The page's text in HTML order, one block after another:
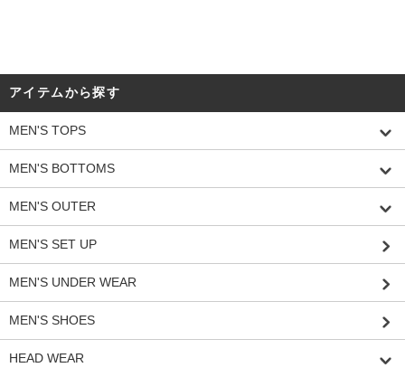
アイテムから探す
MEN'S TOPS
MEN'S BOTTOMS
MEN'S OUTER
MEN'S SET UP
MEN'S UNDER WEAR
MEN'S SHOES
HEAD WEAR